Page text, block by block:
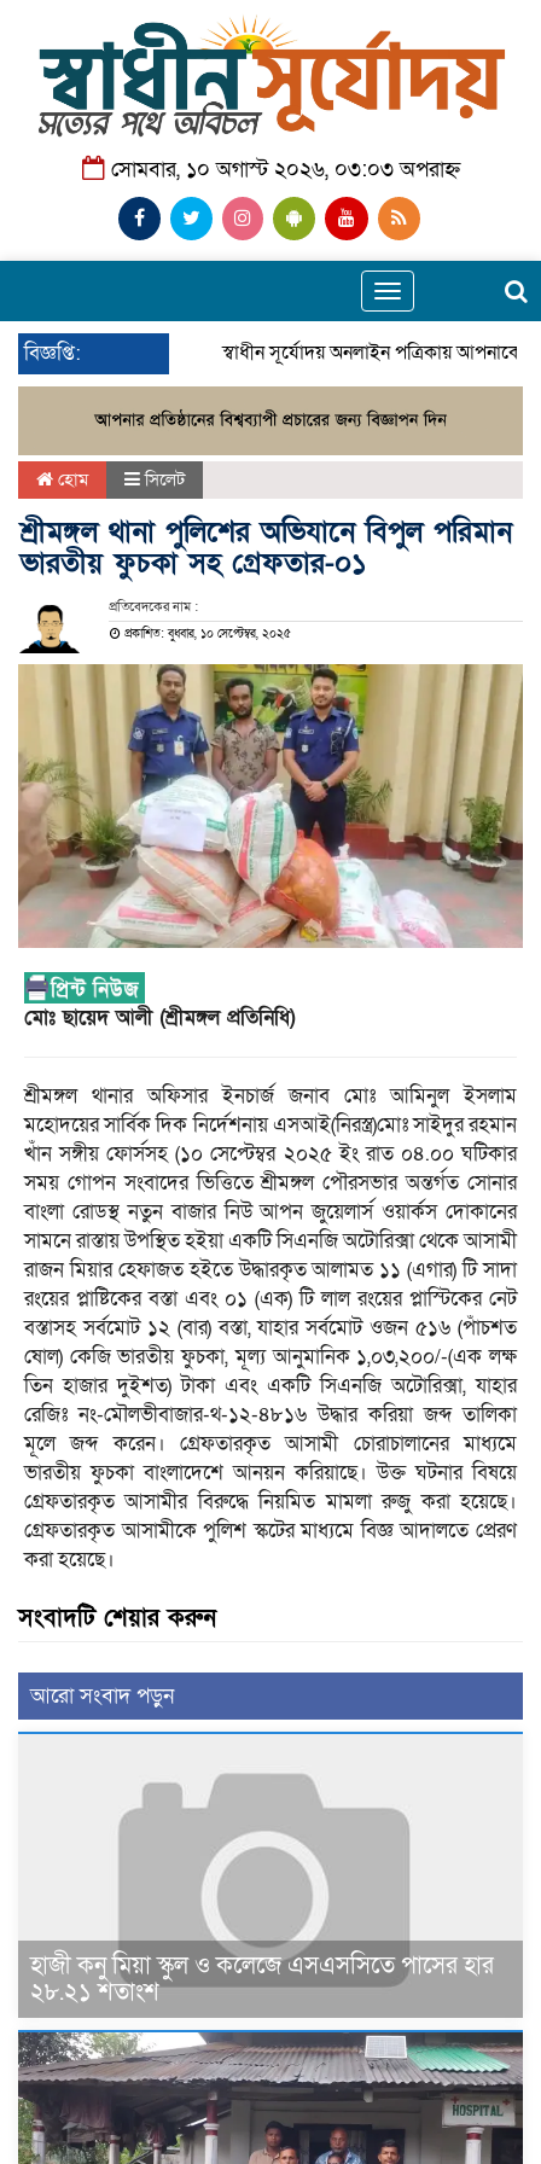
সোমবার, ১০ অগাস্ট ২০২৬, ০৩:০৩ অপরাহ্ন
Toggle
navigation
বিজ্ঞপ্তি: স্বাধীন সূর্যোদয় অনলাইন পত্রিকায় আপনাকে
হোম সিলেট
শ্রীমঙ্গল থানা পুলিশের অভিযানে বিপুল পরিমান
ভারতীয় ফুচকা সহ গ্রেফতার-০১
প্রতিবেদকের নাম :
প্রকাশিত: বুধবার, ১০ সেপ্টেম্বর, ২০২৫
মোঃ ছায়েদ আলী (শ্রীমঙ্গল প্রতিনিধি)
শ্রীমঙ্গল থানার অফিসার ইনচার্জ জনাব মোঃ আমিনুল ইসলাম
মহোদয়ের সার্বিক দিক নির্দেশনায় এসআই(নিরস্ত্র)মোঃ সাইদুর রহমান
খাঁন সঙ্গীয় ফোর্সসহ (১০ সেপ্টেম্বর ২০২৫ ইং রাত ০৪.০০ ঘটিকার
সময় গোপন সংবাদের ভিত্তিতে শ্রীমঙ্গল পৌরসভার অন্তর্গত সোনার
বাংলা রোডস্থ নতুন বাজার নিউ আপন জুয়েলার্স ওয়ার্কস দোকানের
সামনে রাস্তায় উপস্থিত হইয়া একটি সিএনজি অটোরিক্সা থেকে আসামী
রাজন মিয়ার হেফাজত হইতে উদ্ধারকৃত আলামত ১১ (এগার) টি সাদা
রংয়ের প্লাষ্টিকের বস্তা এবং ০১ (এক) টি লাল রংয়ের প্লাস্টিকের নেট
বস্তাসহ সর্বমোট ১২ (বার) বস্তা, যাহার সর্বমোট ওজন ৫১৬ (পাঁচশত
ষোল) কেজি ভারতীয় ফুচকা, মূল্য আনুমানিক ১,০৩,২০০/-(এক লক্ষ
তিন হাজার দুইশত) টাকা এবং একটি সিএনজি অটোরিক্সা, যাহার
রেজিঃ নং-মৌলভীবাজার-থ-১২-৪৮১৬ উদ্ধার করিয়া জব্দ তালিকা
মূলে জব্দ করেন। গ্রেফতারকৃত আসামী চোরাচালানের মাধ্যমে
ভারতীয় ফুচকা বাংলাদেশে আনয়ন করিয়াছে। উক্ত ঘটনার বিষয়ে
গ্রেফতারকৃত আসামীর বিরুদ্ধে নিয়মিত মামলা রুজু করা হয়েছে।
গ্রেফতারকৃত আসামীকে পুলিশ স্কটের মাধ্যমে বিজ্ঞ আদালতে প্রেরণ
করা হয়েছে।
সংবাদটি শেয়ার করুন
আরো সংবাদ পড়ুন
হাজী কনু মিয়া স্কুল ও কলেজে এসএসসিতে পাসের হার
২৮.২১ শতাংশ